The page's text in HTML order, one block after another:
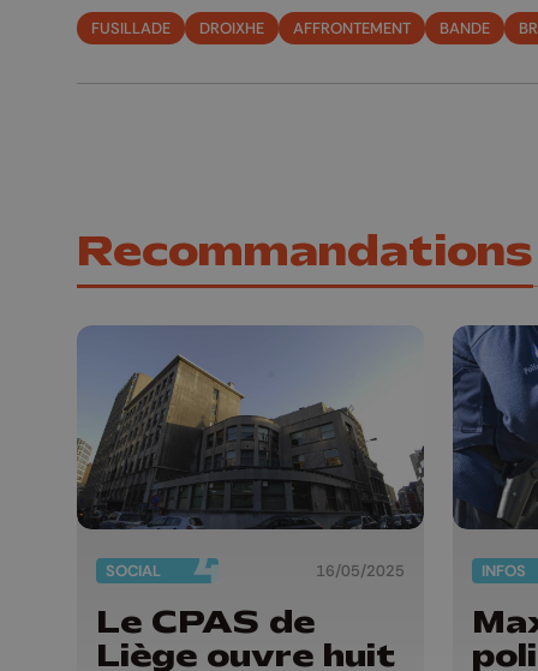
FUSILLADE DROIXHE AFFRONTEMENT BANDE
Recommandations
SOCIAL 16/05/2025
Le CPAS de
Liège ouvre huit
INFOS